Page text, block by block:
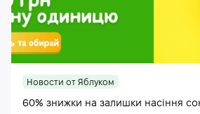
Новости от Яблуком
60% знижки на залишки насіння